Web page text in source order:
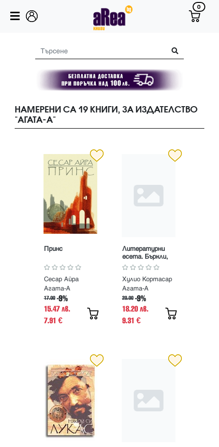
0
НАМЕРЕНИ СА 19 КНИГИ, ЗА ИЗДАТЕЛСТВО
"АГАТА-А"
Принс
Сесар Айра
Агата-А
17.00 -9%
15.47 лв.
7.91 €
Литературни
есета. Бъркли,
1980
Хулио Кортасар
Агата-А
20.00 -9%
18.20 лв.
9.31 €